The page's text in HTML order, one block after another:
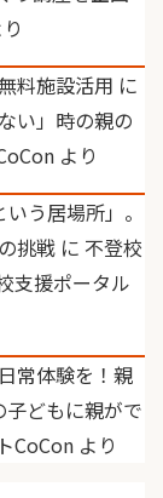
料施設活用 に
い」時の親の
より
う居場所」。
挑戦 に 不登校
支援ポータル
常体験を！親
どもに親がで
CoCon より